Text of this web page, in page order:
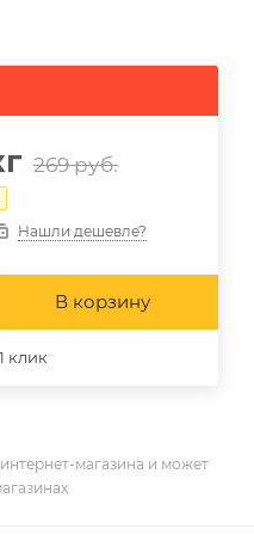
269руб.
Нашли дешевле?
В корзину
клик
магазина и может